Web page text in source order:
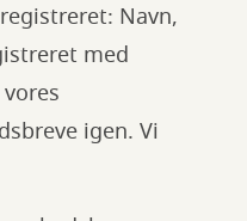
Navn,
med
igen. Vi